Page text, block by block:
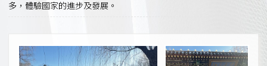
多，體驗國家的進步及發展。